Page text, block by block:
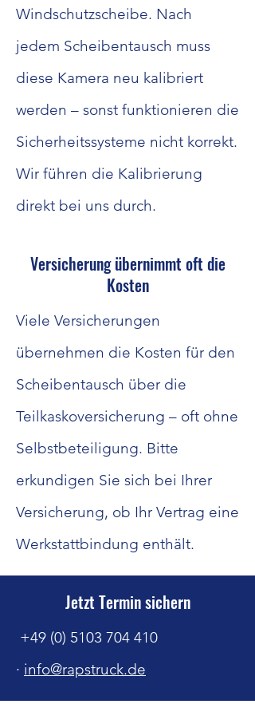
Windschutzscheibe. Nach
jedem Scheibentausch muss
diese Kamera neu kalibriert
werden – sonst funktionieren die
Sicherheitssysteme nicht korrekt.
Wir führen die Kalibrierung
direkt bei uns durch.
Versicherung übernimmt oft die
Kosten
Viele Versicherungen
übernehmen die Kosten für den
Scheibentausch über die
Teilkaskoversicherung – oft ohne
Selbstbeteiligung. Bitte
erkundigen Sie sich bei Ihrer
Versicherung, ob Ihr Vertrag eine
Werkstattbindung enthält.
Jetzt Termin sichern
+49 (0) 5103 704 410
· info@rapstruck.de